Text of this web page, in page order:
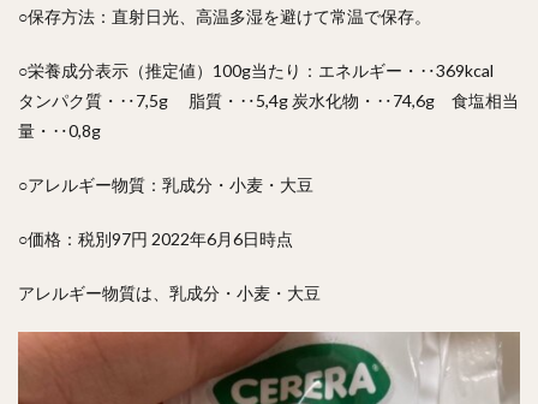
○保存方法：直射日光、高温多湿を避けて常温で保存。
○栄養成分表示（推定値）100g当たり：エネルギー・‥369kcal
タンパク質・‥7,5g 脂質・‥5,4g 炭水化物・‥74,6g 食塩相当
量・‥0,8g
○アレルギー物質：乳成分・小麦・大豆
○価格：税別97円 2022年6月6日時点
アレルギー物質は、乳成分・小麦・大豆